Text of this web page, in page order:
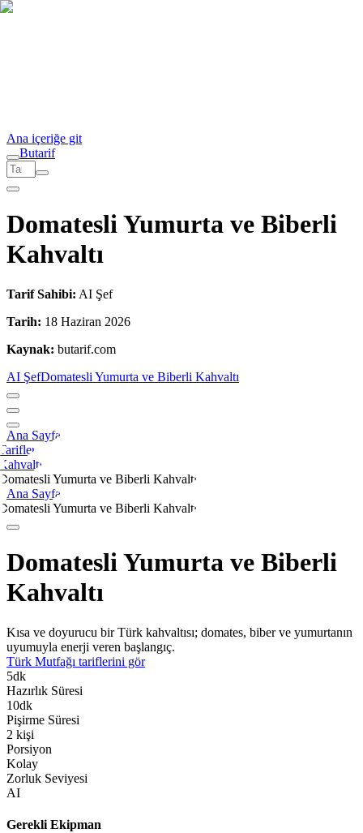
Ana içeriğe git
Butarif
Domatesli Yumurta ve Biberli
Kahvaltı
Tarif Sahibi: AI Şef
Tarih: 18 Haziran 2026
Kaynak: butarif.com
AI ŞefDomatesli Yumurta ve Biberli Kahvaltı
Ana Sayfa
Yumurta ve Biberli Kahvaltı
Ana Sayfa
Yumurta ve Biberli Kahvaltı
Domatesli Yumurta ve Biberli
Kahvaltı
Kısa ve doyurucu bir Türk kahvaltısı; domates, biber ve yumurtanın
uyumuyla enerji veren başlangıç.
Türk Mutfağı tariflerini gör
5dk
Hazırlık Süresi
10dk
Pişirme Süresi
2 kişi
Porsiyon
Kolay
Zorluk Seviyesi
AI
Gerekli Ekipman